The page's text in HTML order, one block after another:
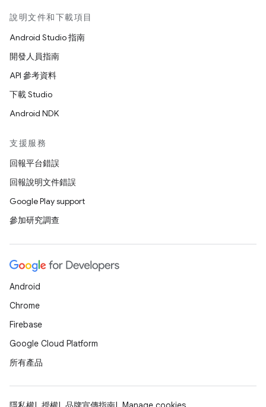
說明文件和下載項目
Android Studio 指南
開發人員指南
API 參考資料
下載 Studio
Android NDK
支援服務
回報平台錯誤
回報說明文件錯誤
Google Play support
參加研究調查
Android
Chrome
Firebase
Google Cloud Platform
所有產品